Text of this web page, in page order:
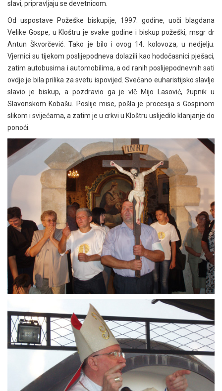
slavi, pripravljaju se devetnicom.
Od uspostave Požeške biskupije, 1997. godine, uoči blagdana
Velike Gospe, u Kloštru je svake godine i biskup požeški, msgr dr
Antun Škvorčević. Tako je bilo i ovog 14. kolovoza, u nedjelju.
Vjernici su tijekom poslijepodneva dolazili kao hodočasnici pješaci,
zatim autobusima i automobilima, a od ranih poslijepodnevnih sati
ovdje je bila prilika za svetu ispovijed. Svečano euharistijsko slavlje
slavio je biskup, a pozdravio ga je vlč Mijo Lasović, župnik u
Slavonskom Kobašu. Poslije mise, pošla je procesija s Gospinom
slikom i svijećama, a zatim je u crkvi u Kloštru uslijedilo klanjanje do
ponoći.